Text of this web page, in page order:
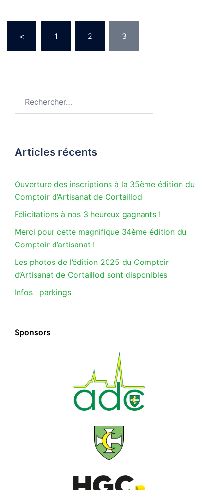
des
publications
< 1 2 3
Articles récents
Ouverture des inscriptions à la 35ème édition du
Comptoir d’Artisanat de Cortaillod
Félicitations à nos 3 heureux gagnants !
Merci pour cette magnifique 34ème édition du
Comptoir d’artisanat !
Les photos de l’édition 2025 du Comptoir
d’Artisanat de Cortaillod sont disponibles
Infos : parkings
Sponsors